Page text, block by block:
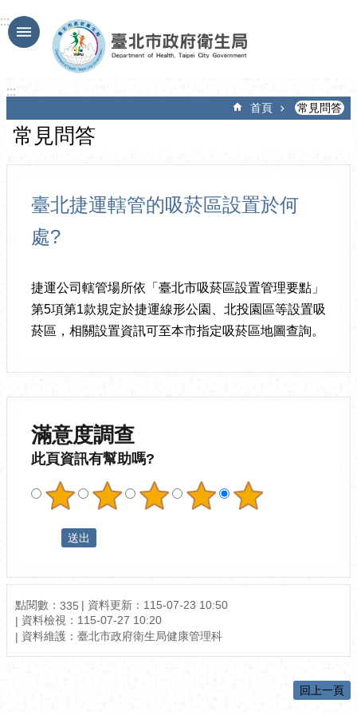
跳到主要內容區塊
:::
:::
首頁 常見問答
常見問答
臺北捷運轄管的吸菸區設置於何
處?
捷運公司轄管場所依「臺北市吸菸區設置管理要點」
第5項第1款規定於捷運線形公園、北投園區等設置吸
菸區，相關設置資訊可至本市指定吸菸區地圖查詢。
滿意度調查
此頁資訊有幫助嗎?
點閱數： 335
資料更新：115-07-23 10:50
資料檢視：115-07-27 10:20
資料維護：臺北市政府衛生局健康管理科
回上一頁